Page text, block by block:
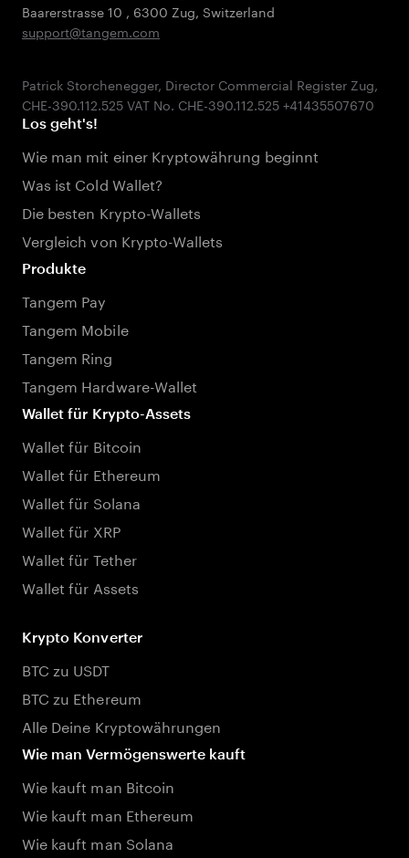
Baarerstrasse 10 , 6300 Zug, Switzerland
support@tangem.com
Patrick Storchenegger, Director Commercial Register Zug,
Los geht's!
Wie man mit einer Kryptowährung beginnt
Was ist Cold Wallet?
Die besten Krypto-Wallets
Vergleich von Krypto-Wallets
Produkte
Tangem Pay
Tangem Mobile
Tangem Ring
Tangem Hardware-Wallet
Wallet für Krypto-Assets
Wallet für Bitcoin
Wallet für Ethereum
Wallet für Solana
Wallet für XRP
Wallet für Tether
Wallet für Assets
Krypto Konverter
BTC zu USDT
BTC zu Ethereum
Alle Deine Kryptowährungen
Wie man Vermögenswerte kauft
Wie kauft man Bitcoin
Wie kauft man Ethereum
Wie kauft man Solana